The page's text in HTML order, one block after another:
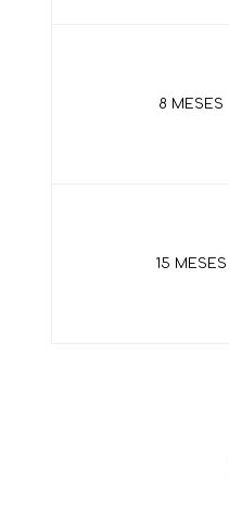
8 MESES
15 MESES